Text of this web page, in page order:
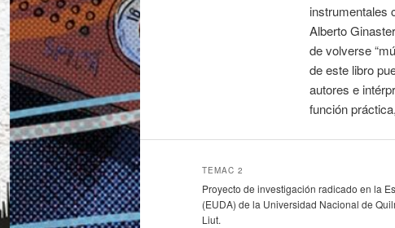
instrumentales
Alberto
de volverse
de este libro
autores e
función
TEMAC 2
Proyecto de investigación radicado en la
(EUDA) de la Universidad Nacional de
Liut.